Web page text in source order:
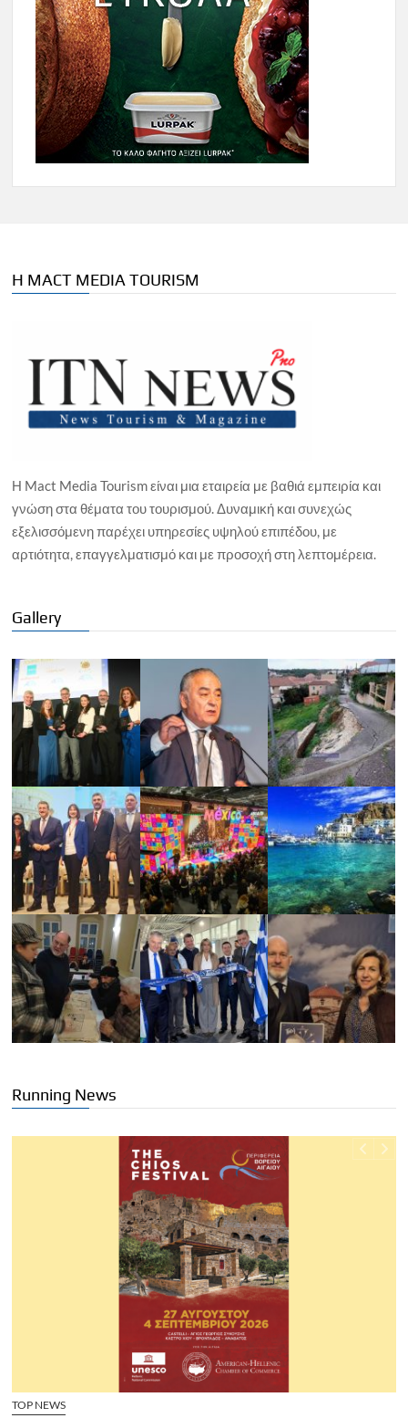
Η MACT MEDIA TOURISM
Η Mact Media Tourism είναι μια εταιρεία με βαθιά εμπειρία και
γνώση στα θέματα του τουρισμού. Δυναμική και συνεχώς
εξελισσόμενη παρέχει υπηρεσίες υψηλού επιπέδου, με
αρτιότητα, επαγγελματισμό και με προσοχή στη λεπτομέρεια.
Gallery
Running News
TOP NEWS